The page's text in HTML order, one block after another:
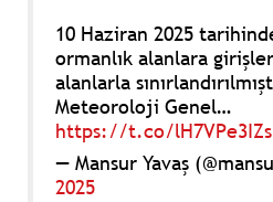
10 Haziran 2025
ormanlık alanlara
alanlarla
Meteoroloji Genel…
https://t.co/lH7VPe3IZs
— Mansur Yavaş
2025